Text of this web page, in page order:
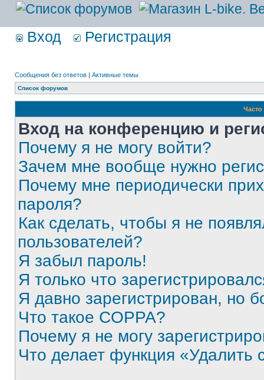
Вход Регистрация
Сообщения без ответов | Активные темы
Список форумов
Вход на конференцию и
Почему я не могу войти?
Зачем мне вообще нужно
Почему мне периодически
пароля?
Как сделать, чтобы я не
пользователей?
Я забыл пароль!
Я только что
Я давно зарегистрирован, но
Что такое COPPA?
Почему я не могу
Что делает функция «Удалить